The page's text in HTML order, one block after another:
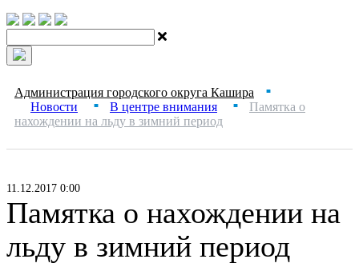
Администрация городского округа Кашира ■
Новости ■ В центре внимания ■
Памятка о
нахождении на льду в зимний период
11.12.2017 0:00
Памятка о нахождении на
льду в зимний период